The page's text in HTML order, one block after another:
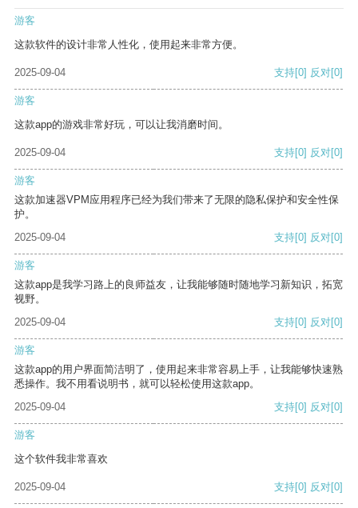
游客
这款软件的设计非常人性化，使用起来非常方便。
2025-09-04 支持[0] 反对[0]
游客
这款app的游戏非常好玩，可以让我消磨时间。
2025-09-04 支持[0] 反对[0]
游客
这款加速器VPM应用程序已经为我们带来了无限的隐私保护和安全性保
护。
2025-09-04
支持[0] 反对[0]
游客
这款app是我学习路上的良师益友，让我能够随时随地学习新知识，拓宽
视野。
2025-09-04
支持[0] 反对[0]
游客
这款app的用户界面简洁明了，使用起来非常容易上手，让我能够快速熟
悉操作。我不用看说明书，就可以轻松使用这款app。
2025-09-04
支持[0] 反对[0]
游客
这个软件我非常喜欢
2025-09-04 支持[0] 反对[0]